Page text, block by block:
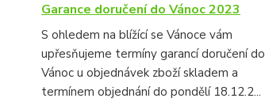
Garance doručení do Vánoc 2023
S ohledem na blížící se Vánoce vám
upřesňujeme termíny garancí doručení do
Vánoc u objednávek zboží skladem a
termínem objednání do pondělí 18.12.2...